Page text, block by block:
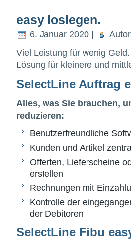
easy loslegen.
6. Januar 2020 |
Viel Leistung für wenig
Lösung für kleinere und
SelectLine Auftrag
Alles, was Sie brauchen,
reduzieren:
Benutzerfreundliche
Kunden und Artikel
Offerten, Lieferscheine
erstellen
Rechnungen mit
Kontrolle der
der Debitoren
SelectLine Fibu